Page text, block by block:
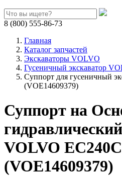
8 (800) 555-86-73
Главная
Каталог запчастей
Экскаваторы VOLVO
Гусеничный экскаватор
Суппорт для гусеничный
(VOE14609379)
Суппорт на
VOLVO EC240C
(VOE14609379)